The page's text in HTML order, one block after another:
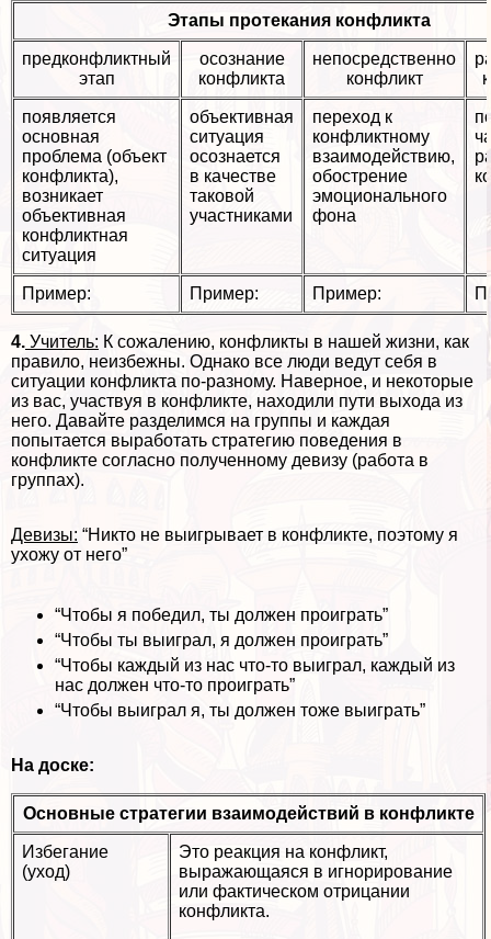
Этапы протекания конфликта
предконфликтный
этап
осознание
конфликта
непосредственно
конфликт
появляется
основная
проблема (объект
конфликта),
возникает
объективная
конфликтная
ситуация
объективная
ситуация
осознается
в качестве
таковой
участниками
переход к
конфликтному
взаимодействию,
обострение
эмоционального
фона
Пример: Пример: Пример:
4. Учитель: К сожалению, конфликты в нашей жизни, как
правило, неизбежны. Однако все люди ведут себя в
ситуации конфликта по-разному. Наверное, и некоторые
из вас, участвуя в конфликте, находили пути выхода из
него. Давайте разделимся на группы и каждая
попытается выработать стратегию поведения в
конфликте согласно полученному девизу (работа в
группах).
Девизы: “Никто не выигрывает в конфликте, поэтому я
ухожу от него”
“Чтобы я победил, ты должен проиграть”
“Чтобы ты выиграл, я должен проиграть”
“Чтобы каждый из нас что-то выиграл, каждый из
нас должен что-то проиграть”
“Чтобы выиграл я, ты должен тоже выиграть”
На доске:
Основные стратегии взаимодействий в конфликте
Избегание
(уход)
Это реакция на конфликт,
выражающаяся в игнорирование
или фактическом отрицании
конфликта.